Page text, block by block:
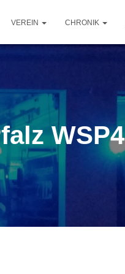
VEREIN CHRONIK
WSP4